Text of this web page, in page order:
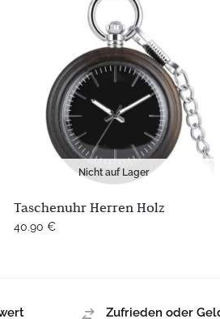
Nicht auf Lager
Taschenuhr Herren Holz
40.90 €
Zufrieden oder